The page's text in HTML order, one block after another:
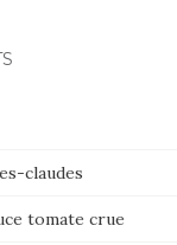
claudes
tomate crue